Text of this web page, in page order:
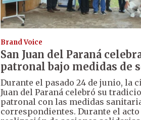
Brand Voice
San Juan del Paraná
patronal bajo medidas de
Durante el pasado 24 de junio, la
Juan del Paraná celebró su
patronal con las medidas
correspondientes. Durante el